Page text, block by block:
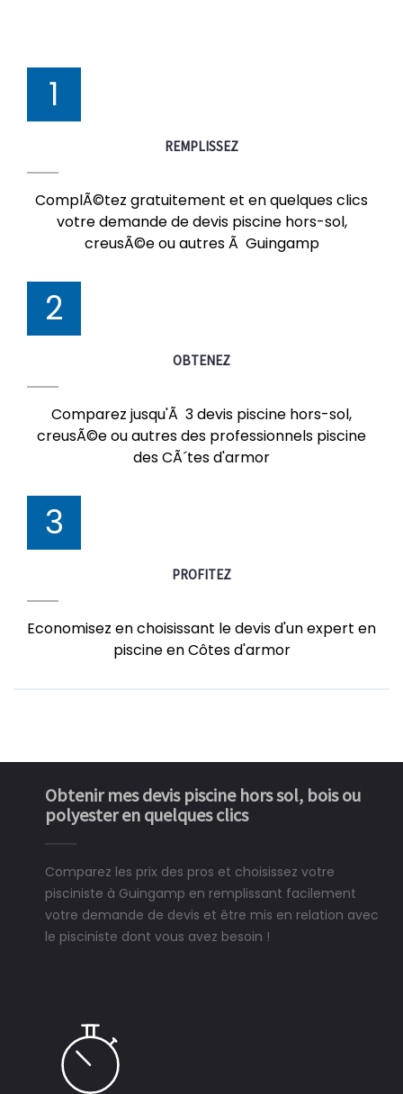
1
REMPLISSEZ
ComplÃ©tez gratuitement et en quelques clics
votre demande de devis piscine hors-sol,
creusÃ©e ou autres Ã Guingamp
2
OBTENEZ
Comparez jusqu'Ã 3 devis piscine hors-sol,
creusÃ©e ou autres des professionnels piscine
des CÃ´tes d'armor
3
PROFITEZ
Economisez en choisissant le devis d'un expert en
piscine en Côtes d'armor
Obtenir mes devis piscine hors sol, bois ou
polyester en quelques clics
Comparez les prix des pros et choisissez votre
pisciniste à Guingamp en remplissant facilement
votre demande de devis et être mis en relation avec
le pisciniste dont vous avez besoin !